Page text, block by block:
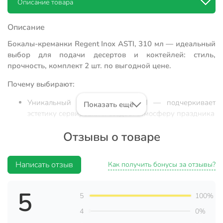
Описание товара
Описание
Бокалы-креманки Regent Inox ASTI, 310 мл — идеальный
выбор для подачи десертов и коктейлей: стиль,
прочность, комплект 2 шт. по выгодной цене.
Почему выбирают:
Уникальный дизайн Linea ASTI — подчеркивает
эстетику сервировки и создает атмосферу праздника
долговечность, легко очищаются, подходят для
Универсальность: для дома, дачи, подарка —
стильный комплект в подарочной упаковке
Бокал-креманка Regent Inox Linea ASTI (артикул 81-204) —
это оптимальный вариант для тех, кто ищет, какой бокал
выбрать для подачи мороженого, мусса, фруктовых
Показать ещё
Отзывы о товаре
Написать отзыв Как получить бонусы за отзывы?
5 5
100%
4
0%